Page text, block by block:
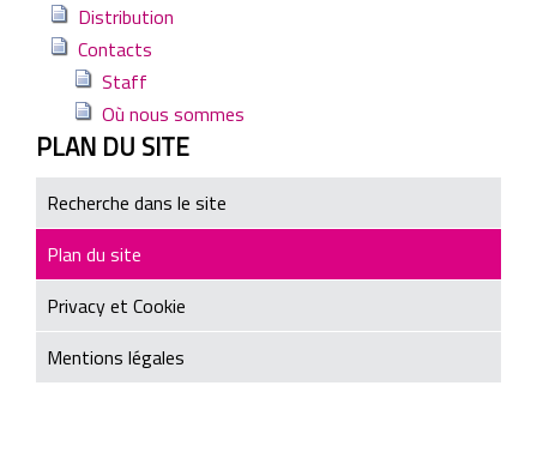
Distribution
Contacts
Staff
Où nous sommes
PLAN DU SITE
Recherche dans le site
Plan du site
Privacy et Cookie
Mentions légales